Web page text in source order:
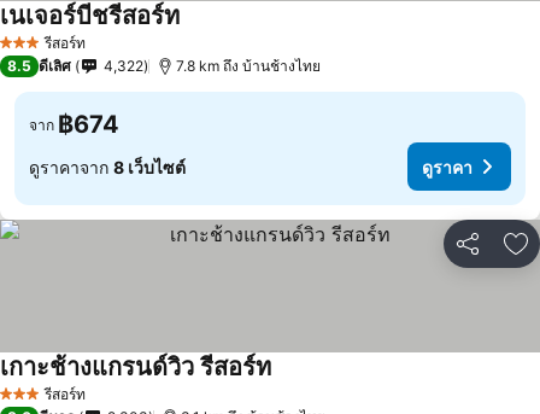
3 ดาว รีสอร์ท
เนเจอร์บีชรีสอร์ทดูราคา
8.5 ดีเลิศ 4,322 7.8 km ถึง บ้านช้างไทย
จาก ฿674
ดูราคาจาก 8 เว็บไซต์ ดูราคา
แชร์ เ
3 ดาว รีสอร์ท
เกาะช้างแกรนด์วิว รีสอร์ทดูราคา